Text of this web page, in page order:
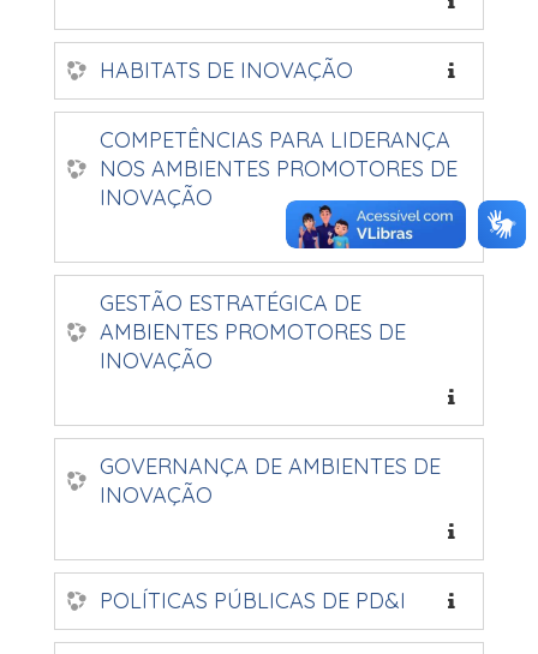
HABITATS DE INOVAÇÃO
COMPETÊNCIAS PARA LIDERANÇA
NOS AMBIENTES PROMOTORES DE
INOVAÇÃO
GESTÃO ESTRATÉGICA DE
AMBIENTES PROMOTORES DE
INOVAÇÃO
GOVERNANÇA DE AMBIENTES DE
INOVAÇÃO
POLÍTICAS PÚBLICAS DE PD&I